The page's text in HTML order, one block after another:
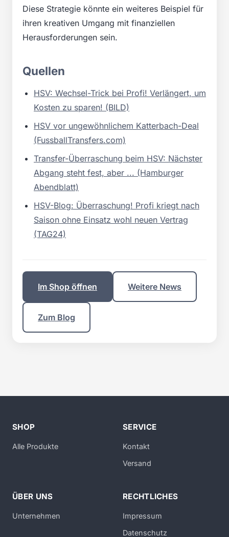
Diese Strategie könnte ein weiteres Beispiel für
ihren kreativen Umgang mit finanziellen
Herausforderungen sein.
Quellen
HSV: Wechsel-Trick bei Profi! Verlängert, um
Kosten zu sparen! (BILD)
HSV vor ungewöhnlichem Katterbach-Deal
(FussballTransfers.com)
Transfer-Überraschung beim HSV: Nächster
Abgang steht fest, aber ... (Hamburger
Abendblatt)
HSV-Blog: Überraschung! Profi kriegt nach
Saison ohne Einsatz wohl neuen Vertrag
(TAG24)
Im Shop öffnen Weitere News
Zum Blog
SHOP
Alle Produkte
SERVICE
Kontakt
Versand
ÜBER UNS
Unternehmen
RECHTLICHES
Impressum
Datenschutz